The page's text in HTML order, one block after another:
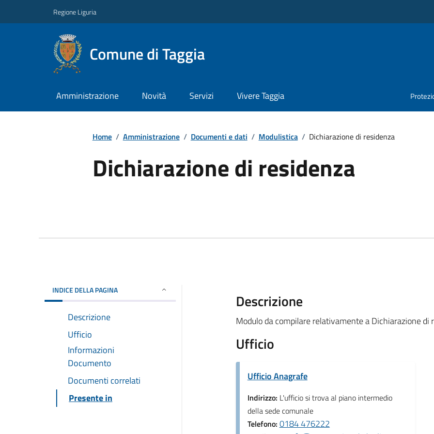
Regione Liguria
Comune di Taggia
Amministrazione Novità Servizi Vivere Taggia
Home / Amministrazione / Documenti e dati / Modulistica / Dichiarazione di residenza
Dichiarazione di residenza
INDICE DELLA PAGINA
Descrizione
Ufficio
Informazioni
Documento
Documenti correlati
Presente in
Descrizione
Modulo da compilare relativamente a Dichiarazione di
Ufficio
Ufficio Anagrafe
Indirizzo: L'ufficio si trova al piano intermedio
della sede comunale
Telefono: 0184 476222